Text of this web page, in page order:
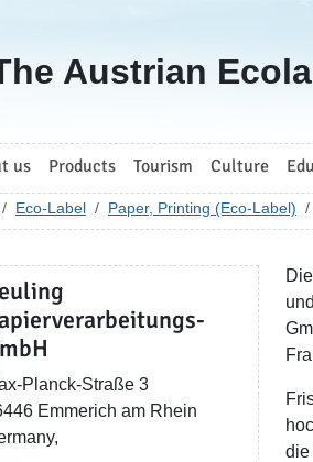
homepage
Austrian
us Products Tourism Culture
Eco-Label Paper, Printing (Eco-Label)
Planck-Straße 3
Emmerich am Rhein
die